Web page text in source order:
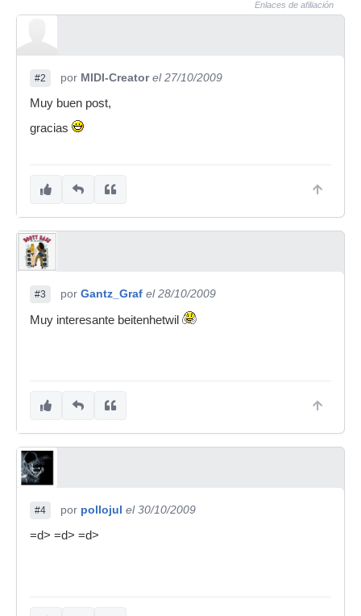
Enlaces de afiliación
#2 por MIDI-Creator el 27/10/2009
Muy buen post,
gracias
#3 por Gantz_Graf el 28/10/2009
Muy interesante beitenhetwil
#4 por pollojul el 30/10/2009
=d> =d> =d>